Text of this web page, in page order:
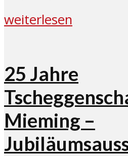
weiterlesen
25 Jahre
Mieming –